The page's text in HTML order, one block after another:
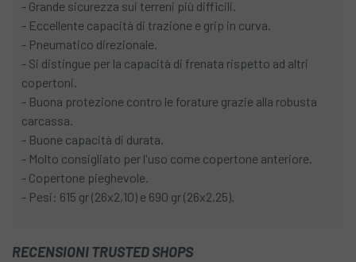
- Grande sicurezza sui terreni più difficili.
- Eccellente capacità di trazione e grip in curva.
- Pneumatico direzionale.
- Si distingue per la capacità di frenata rispetto ad altri
copertoni.
- Buona protezione contro le forature grazie alla robusta
carcassa.
- Buone capacità di durata.
- Molto consigliato per l'uso come copertone anteriore.
- Copertone pieghevole.
- Pesi: 615 gr (26x2,10) e 690 gr (26x2,25).
RECENSIONI TRUSTED SHOPS